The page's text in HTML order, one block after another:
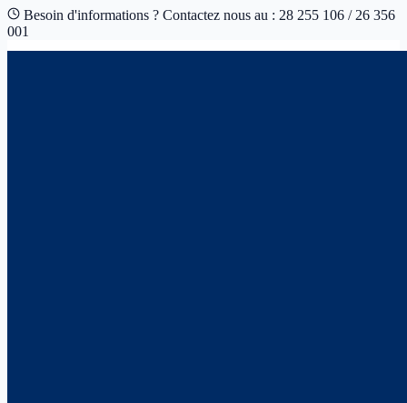
Besoin d'informations ? Contactez nous au : 28 255 106 / 26 356
001